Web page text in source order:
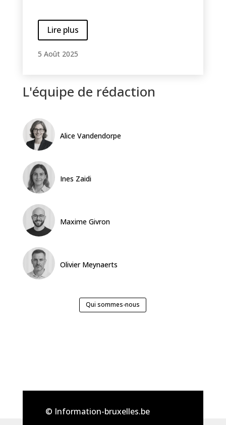
Lire plus
5 Août 2025
L'équipe de rédaction
Alice Vandendorpe
Ines Zaidi
Maxime Givron
Olivier Meynaerts
Qui sommes-nous
© Information-bruxelles.be